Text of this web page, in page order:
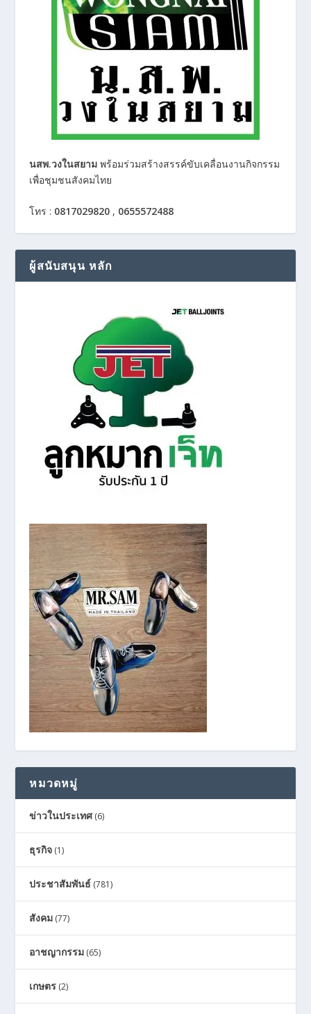
นสพ.วงในสยาม พร้อมร่วมสร้างสรรค์ขับเคลื่อนงานกิจกรรม
เพื่อชุมชนสังคมไทย
โทร : 0817029820 , 0655572488
ผู้สนับสนุน หลัก
หมวดหมู่
ข่าวในประเทศ(6)
ธุรกิจ (1)
ประชาสัมพันธ์ (781)
สังคม (77)
อาชญากรรม (65)
เกษตร (2)